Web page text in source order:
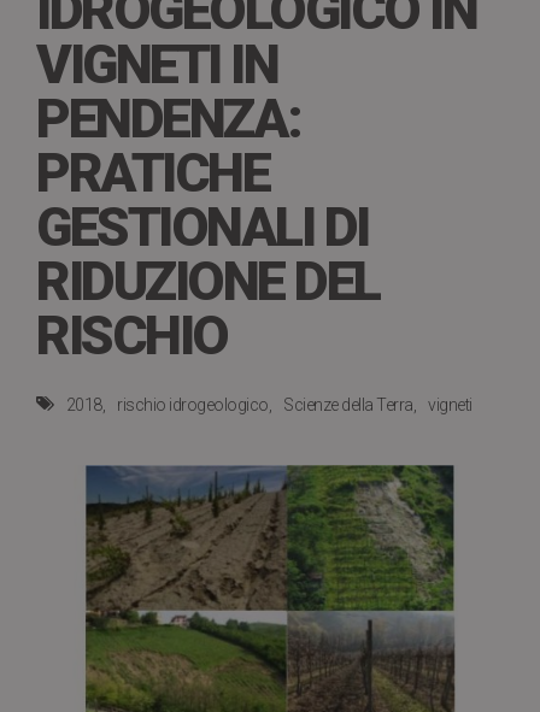
VIGNETI IN
PENDENZA:
PRATICHE
GESTIONALI DI
RIDUZIONE DEL
RISCHIO
2018 rischio idrogeologico Scienze della Terra vigneti